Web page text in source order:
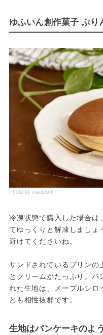
ゆふいん創作菓子 ぷり
Photo by macaroni
冷凍状態で購入した場合
てゆっくりと解凍しまし
避けてくださいね。
サンドされているプリンの
とクリームがたっぷり。
れた生地は、メープルシロ
とも相性抜群です。
生地はパンケーキのよ